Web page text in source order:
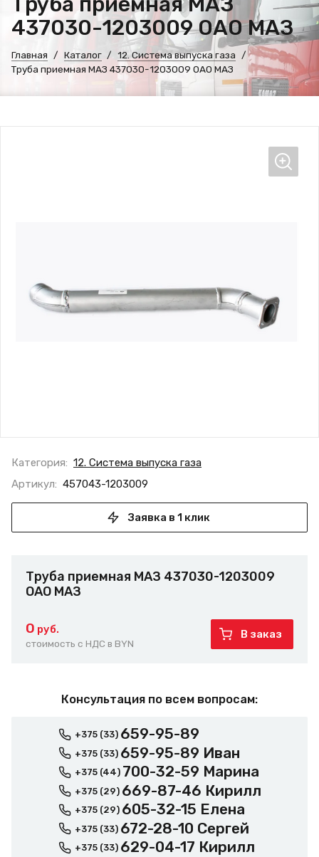
437030-1203009 ОАО МАЗ
Главная Каталог
12. Система выпуска газа
Труба приемная МАЗ 437030-1203009 ОАО МАЗ
Категория: 12. Система выпуска газа
Артикул: 457043-1203009
Заявка в 1 клик
Труба приемная МАЗ 437030-1203009
ОАО МАЗ
0 руб.
стоимость с НДС в BYN
В заказ
Консультация по всем вопросам:
+375 (33) 659-95-89
+375 (33) 659-95-89 Иван
+375 (44) 700-32-59 Марина
+375 (29) 669-87-46 Кирилл
+375 (29) 605-32-15 Елена
+375 (33) 672-28-10 Сергей
+375 (33) 629-04-17 Кирилл